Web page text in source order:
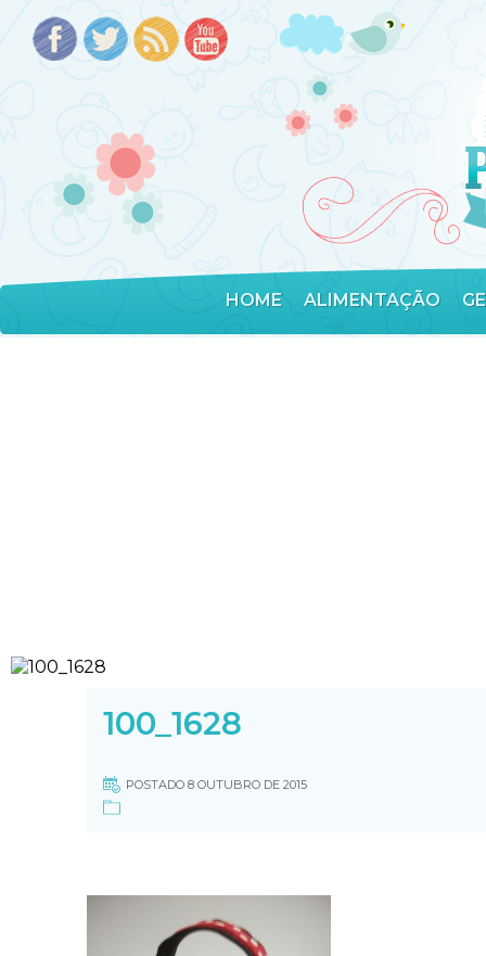
HOME ALIMENTAÇÃO
100_1628
POSTADO 8 OUTUBRO DE 2015